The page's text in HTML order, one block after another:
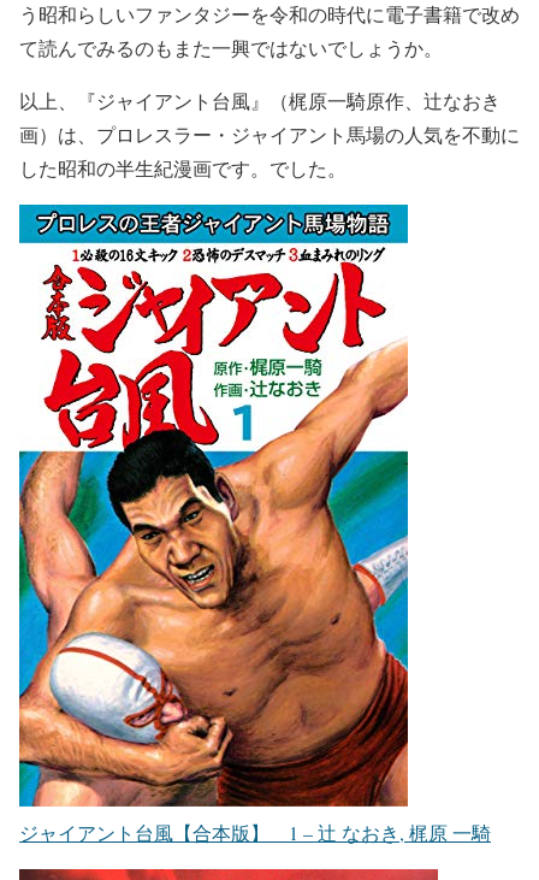
う昭和らしいファンタジーを令和の時代に電子書籍で改め
て読んでみるのもまた一興ではないでしょうか。
以上、『ジャイアント台風』（梶原一騎原作、辻なおき
画）は、プロレスラー・ジャイアント馬場の人気を不動に
した昭和の半生紀漫画です。でした。
ジャイアント台風【合本版】 1 – 辻 なおき, 梶原 一騎